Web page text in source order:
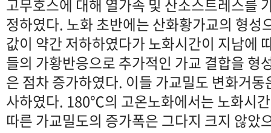
고무호스에 대해 열가속 및 산소스트레스를
정하였다. 노화 초반에는 산화황가교의 형성
값이 약간 저하하였다가 노화시간이 지남에
들의 가황반응으로 추가적인 가교 결합을 형
은 점차 증가하였다. 이들 가교밀도 변화거
사하였다. 180℃의 고온노화에서는 노화시
따른 가교밀도의 증가폭은 그다지 크지 않았